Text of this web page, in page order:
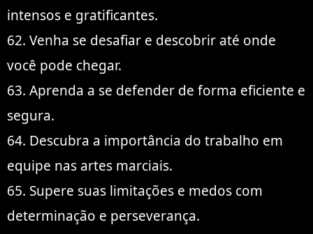
intensos e gratificantes.
62. Venha se desafiar e descobrir até onde
você pode chegar.
63. Aprenda a se defender de forma eficiente e
segura.
64. Descubra a importância do trabalho em
equipe nas artes marciais.
65. Supere suas limitações e medos com
determinação e perseverança.